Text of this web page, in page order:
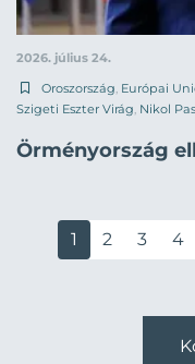
2026. július 24.
Oroszország, Európai
Szigeti Eszter Virág, Nikol
Örményország
1 2 3 4